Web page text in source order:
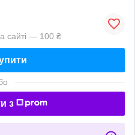
сайті — 100 ₴
з